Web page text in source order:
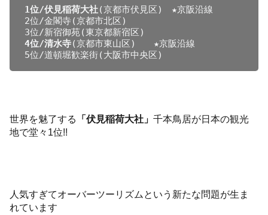
1位/伏見稲荷大社(京都市伏見区)　★京阪沿線
2位/金閣寺(京都市北区)
4位/清水寺(京都市東山区)　　★京阪沿線
5位/道頓堀歓楽街(大阪市中央区)
世界を魅了する 「伏見稲荷大社」千本鳥居が日本の観光
地で堂々1位!!
人気すぎてオーバーツーリズムという新たな問題が生ま
れています